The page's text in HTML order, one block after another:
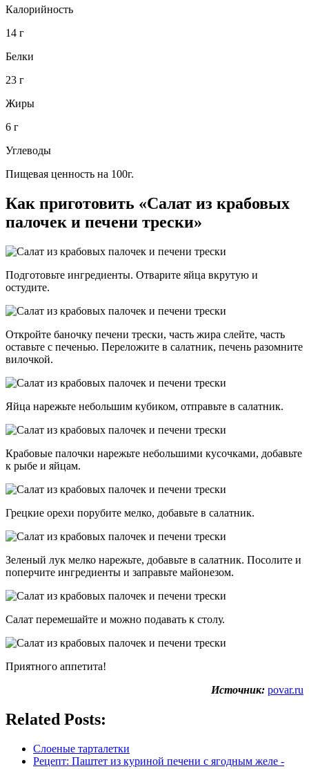
Калорийность
14 г
Белки
23 г
Жиры
6 г
Углеводы
Пищевая ценность на 100г.
Как приготовить «Салат из крабовых
палочек и печени трески»
Подготовьте ингредиенты. Отварите яйца вкрутую и
остудите.
Откройте баночку печени трески, часть жира слейте, часть
оставьте с печенью. Переложите в салатник, печень разомните
вилочкой.
Яйца нарежьте небольшим кубиком, отправьте в салатник.
Крабовые палочки нарежьте небольшими кусочками, добавьте
к рыбе и яйцам.
Грецкие орехи порубите мелко, добавьте в салатник.
Зеленый лук мелко нарежьте, добавьте в салатник. Посолите и
поперчите ингредиенты и заправьте майонезом.
Салат перемешайте и можно подавать к столу.
Приятного аппетита!
Источник: povar.ru
Related Posts:
Слоеные тарталетки
Рецепт: Паштет из куриной печени с ягодным желе -